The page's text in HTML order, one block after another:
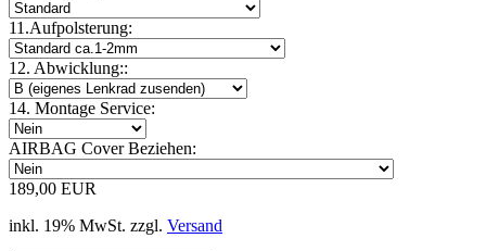
11.Aufpolsterung:
12. Abwicklung::
14. Montage Service:
AIRBAG Cover Beziehen:
189,00 EUR
inkl. 19% MwSt. zzgl. Versand